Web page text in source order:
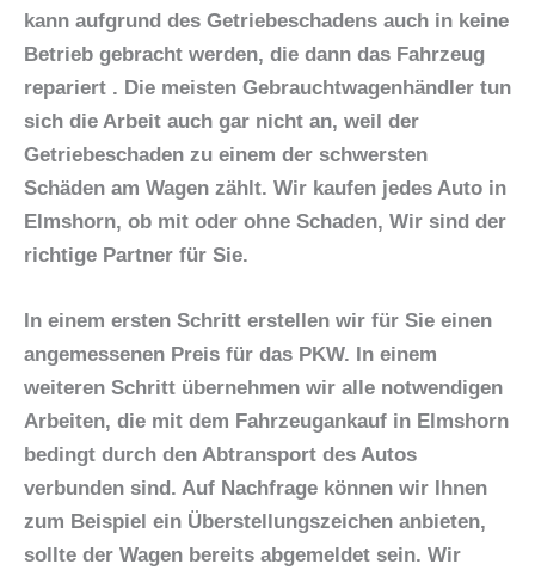
kann aufgrund des Getriebeschadens auch in keine
Betrieb gebracht werden, die dann das Fahrzeug
repariert . Die meisten Gebrauchtwagenhändler tun
sich die Arbeit auch gar nicht an, weil der
Getriebeschaden zu einem der schwersten
Schäden am Wagen zählt. Wir kaufen jedes Auto in
Elmshorn, ob mit oder ohne Schaden, Wir sind der
richtige Partner für Sie.
In einem ersten Schritt erstellen wir für Sie einen
angemessenen Preis für das PKW. In einem
weiteren Schritt übernehmen wir alle notwendigen
Arbeiten, die mit dem Fahrzeugankauf in Elmshorn
bedingt durch den Abtransport des Autos
verbunden sind. Auf Nachfrage können wir Ihnen
zum Beispiel ein Überstellungszeichen anbieten,
sollte der Wagen bereits abgemeldet sein. Wir